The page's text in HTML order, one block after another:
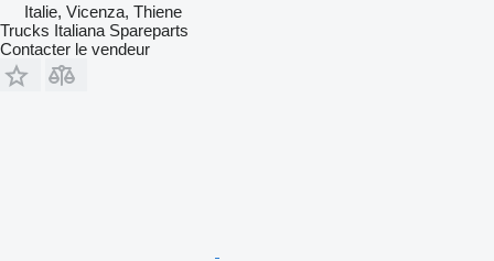
Italie, Vicenza, Thiene
Trucks Italiana Spareparts
Contacter le vendeur